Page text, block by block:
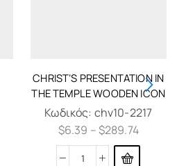
CHRIST’S PRESENTATION IN
THE TEMPLE WOODEN ICON
Κωδικός: chv10-2217
$6.39 –$289.74